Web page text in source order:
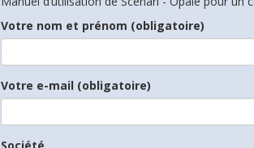
Votre nom et prénom (obligatoire)
Votre e-mail (obligatoire)